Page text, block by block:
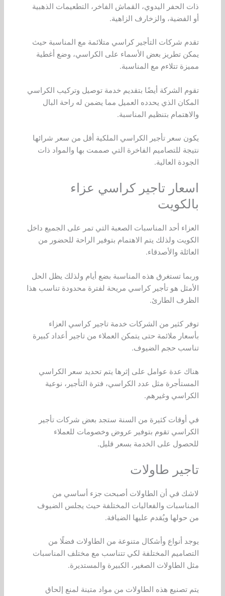
ذات الحفر اليدوي، القماش الفاخر، التطعيمات الذهبية
أو الفضية، والزخارف الزاهية.
تقدم شركات التأجير كراسي متلائمة مع المناسبة حيث
يمكن تطريز بعض الأسماء على الكراسي، وضع أغطية
مميزة تتلاءم مع المناسبة.
تقوم الشركة أيضًا بتقديم خدمة توصيل وتركيب الكراسي
المكان الذي يحدده العميل مما يضمن له راحة البال
والاهتمام بتنظيم المناسبة.
يكون سعر تأجير الكراسي الملكية أقل من سعر شرائها
نتيجة للتصاميم الفاخرة التي صممت بها والمواد ذات
الجودة العالية.
اسعار تاجير كراسي عزاء
بالكويت
العزاء أحد المناسبات الصعبة التي تمر على الجميع داخل
الكويت ولذلك يتم الاهتمام بتوفير الراحة للحضور من
العائلة والأصدقاء.
وربما تستغرق هذه المناسبة بضع أيام ولذلك يظل الحل
الأمثل هو تأجير كراسي مريحة لفترة محدودة تناسب هذا
الظرف الطارئ.
توفر كثير من الشركات خدمة تاجير كراسي العزاء
بأسعار ملائمة حتى يتمكن العملاء من تاجير أعداد كبيرة
تناسب حجم الضيوف.
هناك عدة عوامل على إثرها يتم تحديد سعر الكراسي
المستأجرة مثل عدد الكراسي، فترة التأجير، نوعية
الكراسي وغيرهم.
في أوقات كثيرة من السنة ستجد بعض شركات تأجير
الكراسي تقوم بتوفير عروض وخصومات للعملاء
للحصول على الخدمة بسعر قليل.
تاجير طاولات
لاشك في أن الطاولات أصبحت جزء أساسي من
المناسبات والفعاليات المختلفة حيث يجلس الضيوف
من حولها ويُقدم عليها الضيافة.
يوجد أنواع وأشكال متنوعة من الطاولات فضلًا من
التصاميم المختلفة لكي تتناسب مع مختلف المناسبات
مثل الطاولات الصغير، الكبيرة والمستديرة.
يتم تصنيع هذه الطاولات من مواد متينة لمنع إلحاق